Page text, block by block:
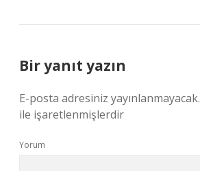
Bir yanıt yazın
E-posta adresiniz yayınlanmayacak.
ile işaretlenmişlerdir
Yorum